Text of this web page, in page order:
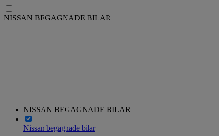
NISSAN BEGAGNADE BILAR
NISSAN BEGAGNADE BILAR
Nissan begagnade bilar